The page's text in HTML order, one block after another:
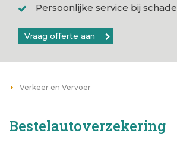
Persoonlijke service bij schade
Vraag offerte aan
Verkeer en Vervoer
Bestelautoverzekering